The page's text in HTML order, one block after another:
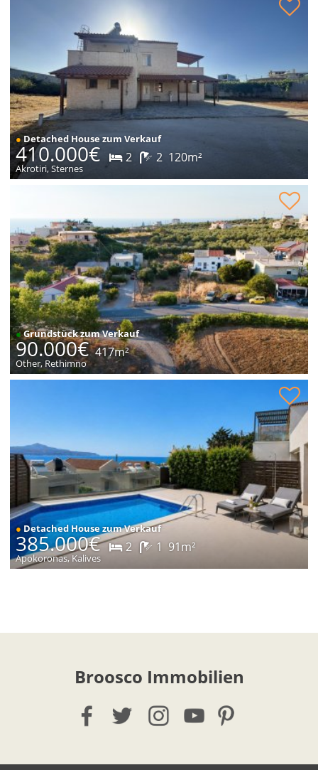
●Detached House zum Verkauf
410.000€ 2 2 120m²
Akrotiri, Sternes
●Grundstück zum Verkauf
90.000€ 417m²
Other, Rethimno
● Detached House zum Verkauf
385.000€ 2 1 91m²
Apokoronas, Kalives
Broosco Immobilien